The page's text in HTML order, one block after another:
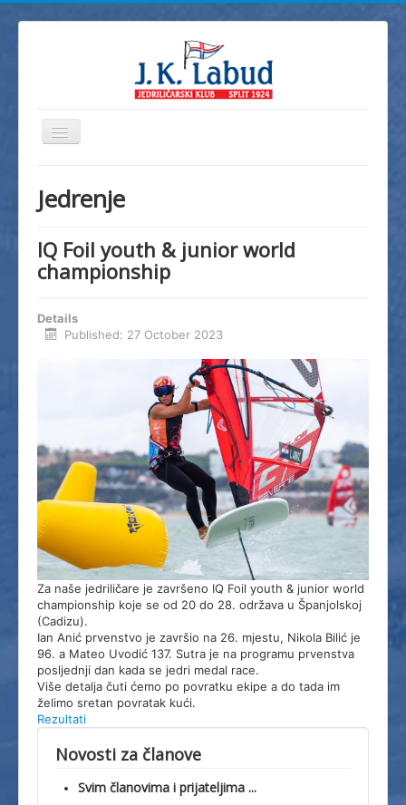
Toggle
Novosti
Škola jedrenja
Video
Splitski Festival Jedrenja
Jedrenje
IQ Foil youth & junior world
championship
Details
Published: 27 October 2023
Za naše jedriličare je završeno IQ Foil youth & junior world
championship koje se od 20 do 28. održava u Španjolskoj
(Cadizu).
Ian Anić prvenstvo je završio na 26. mjestu, Nikola Bilić je
96. a Mateo Uvodić 137. Sutra je na programu prvenstva
posljednji dan kada se jedri medal race.
Više detalja čuti ćemo po povratku ekipe a do tada im
želimo sretan povratak kući.
Rezultati
Novosti za članove
Svim članovima i prijateljima ...